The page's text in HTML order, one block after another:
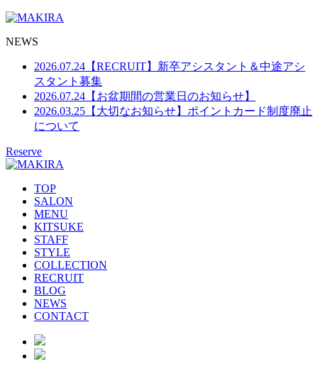
NEWS
2026.07.24 【RECRUIT】新卒アシスタント＆中途アシ
スタント募集
2026.07.24 【お盆期間の営業日のお知らせ】
2026.03.25 【大切なお知らせ】ポイントカード制度廃止
について
Reserve
TOP
SALON
MENU
KITSUKE
STAFF
STYLE
COLLECTION
RECRUIT
BLOG
NEWS
CONTACT